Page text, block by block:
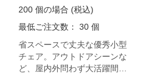
200 個の場合 (税込)
最低ご注文数： 30 個
省スペースで丈夫な優秀小型
チェア。アウトドアシーンな
ど、屋内外問わず大活躍間違